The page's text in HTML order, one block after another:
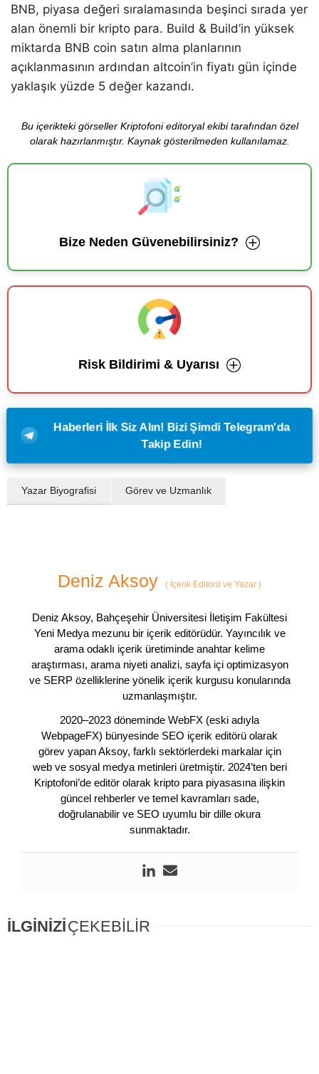
BNB, piyasa değeri sıralamasında beşinci sırada yer
alan önemli bir kripto para. Build & Build’in yüksek
miktarda BNB coin satın alma planlarının
açıklanmasının ardından altcoin’in fiyatı gün içinde
yaklaşık yüzde 5 değer kazandı.
Bu içerikteki görseller Kriptofoni editoryal ekibi tarafından özel
olarak hazırlanmıştır. Kaynak gösterilmeden kullanılamaz.
Bize Neden Güvenebilirsiniz?
Risk Bildirimi & Uyarısı
Haberleri İlk Siz Alın! Bizi Şimdi Telegram'da
Takip Edin!
Yazar Biyografisi Görev ve Uzmanlık
Deniz Aksoy ( İçerik Editörü ve Yazar )
Deniz Aksoy, Bahçeşehir Üniversitesi İletişim Fakültesi
Yeni Medya mezunu bir içerik editörüdür. Yayıncılık ve
arama odaklı içerik üretiminde anahtar kelime
araştırması, arama niyeti analizi, sayfa içi optimizasyon
ve SERP özelliklerine yönelik içerik kurgusu konularında
uzmanlaşmıştır.
2020–2023 döneminde WebFX (eski adıyla
WebpageFX) bünyesinde SEO içerik editörü olarak
görev yapan Aksoy, farklı sektörlerdeki markalar için
web ve sosyal medya metinleri üretmiştir. 2024’ten beri
Kriptofoni’de editör olarak kripto para piyasasına ilişkin
güncel rehberler ve temel kavramları sade,
doğrulanabilir ve SEO uyumlu bir dille okura
sunmaktadır.
İLGİNİZİÇEKEBİLİR